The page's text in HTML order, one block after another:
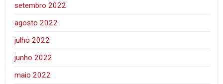
setembro 2022
agosto 2022
julho 2022
junho 2022
maio 2022